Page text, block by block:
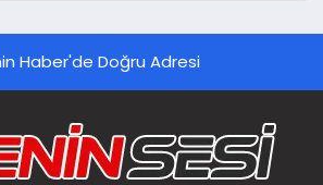
Haber'de Doğru Adresi